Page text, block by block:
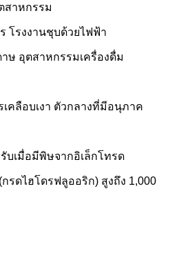
สาหกรรม
โรงงานชุบด้วยไฟฟ้า
ษ อุตสาหกรรมเครื่องดื่ม
คลือบเงา ตัวกลางที่มีอนุภาค
บเมื่อมีพิษจากอิเล็กโทรด
รดไฮโดรฟลูออริก) สูงถึง 1,000